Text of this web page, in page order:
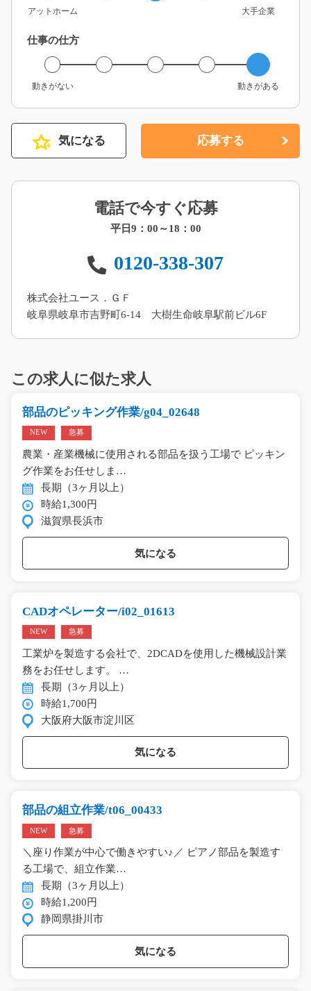
アットホーム 大手企業
仕事の仕方
動きがない 動きがある
気になる 応募する
電話で今すぐ応募
平日9：00～18：00
0120-338-307
株式会社ユース．ＧＦ
岐阜県岐阜市吉野町6-14 大樹生命岐阜駅前ビル6F
この求人に似た求人
部品のピッキング作業/g04_02648
NEW 急募
農業・産業機械に使用される部品を扱う工場で ピッキン
グ作業をお任せしま…
長期（3ヶ月以上）
時給1,300円
滋賀県長浜市
気になる
CADオペレーター/i02_01613
NEW 急募
工業炉を製造する会社で、2DCADを使用した機械設計業
務をお任せします。 …
長期（3ヶ月以上）
時給1,700円
大阪府大阪市淀川区
気になる
部品の組立作業/t06_00433
NEW 急募
＼座り作業が中心で働きやすい♪／ ピアノ部品を製造す
る工場で、組立作業…
長期（3ヶ月以上）
時給1,200円
静岡県掛川市
気になる